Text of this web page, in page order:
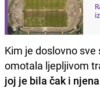
Kim je doslovno
omotala ljepljivom
joj je bila čak i